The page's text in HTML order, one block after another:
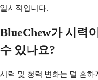
일시적입니다.
BlueChew가 시력
수 있나요?
시력 및 청력 변화는 덜 흔하